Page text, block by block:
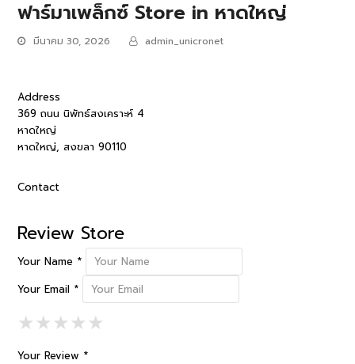
ฟาร์มาเพล็กซ์ Store in หาดใหญ่
มีนาคม 30, 2026 admin_unicronet
Address
369 ถนน นิพัทธ์สงเคราะห์ 4
หาดใหญ่
หาดใหญ่, สงขลา 90110
Contact
Review Store
Your Name *
Your Email *
★1 Star
★★2 Stars
★★★3 Stars
★★★★4 Stars
★★★★★5 Stars
Your Review *